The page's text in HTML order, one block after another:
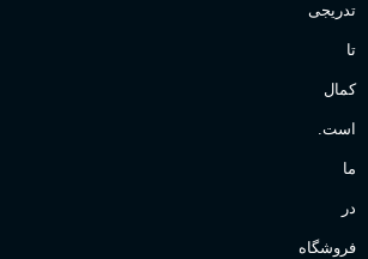
تدریجی
تا
کمال
است.
ما
در
فروشگاه